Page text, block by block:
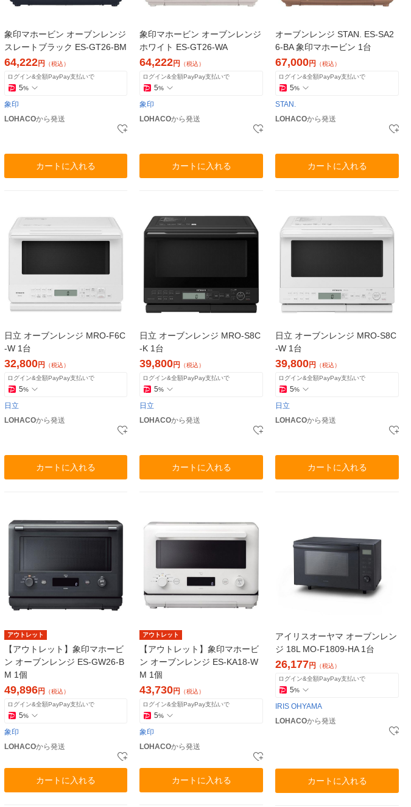
象印マホービン オーブンレンジ
スレートブラック ES-GT26-BM
64,222円 （税込）
ログイン&全額PayPay支払いで
5%
象印
LOHACOから発送
カートに入れる
象印マホービン オーブンレンジ
ホワイト ES-GT26-WA
64,222円
（税込）
ログイン&全額PayPay支払いで
5%
象印
LOHACOから発送
カートに入れる
オーブンレンジ STAN. ES-SA2
6-BA 象印マホービン 1台
67,000円
（税込）
ログイン&全額PayPay支払いで
5%
STAN.
LOHACOから発送
カートに入れる
日立 オーブンレンジ MRO-F6C
-W 1台
32,800円 （税込）
ログイン&全額PayPay支払いで
5%
日立
LOHACOから発送
カートに入れる
日立 オーブンレンジ MRO-S8C
-K 1台
39,800円
（税込）
ログイン&全額PayPay支払いで
5%
日立
LOHACOから発送
カートに入れる
日立 オーブンレンジ MRO-S8C
-W 1台
39,800円
（税込）
ログイン&全額PayPay支払いで
5%
日立
LOHACOから発送
カートに入れる
アウトレット
【アウトレット】象印マホービ
ン オーブンレンジ ES-GW26-B
M 1個
49,896円
（税込）
ログイン&全額PayPay支払いで
5%
象印
LOHACOから発送
カートに入れる
アウトレット
【アウトレット】象印マホービ
ン オーブンレンジ ES-KA18-W
M 1個
43,730円
（税込）
ログイン&全額PayPay支払いで
5%
象印
LOHACOから発送
カートに入れる
アイリスオーヤマ オーブンレン
ジ 18L MO-F1809-HA 1台
26,177円
（税込）
ログイン&全額PayPay支払いで
5%
IRIS OHYAMA
LOHACOから発送
カートに入れる